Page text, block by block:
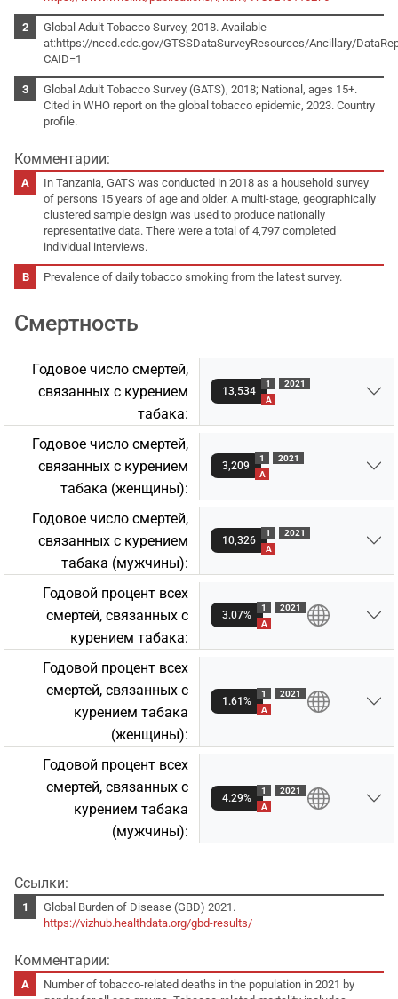
Global Adult Tobacco Survey, 2018. Available
at:https://nccd.cdc.gov/GTSSDataSurveyResources/Ancillary/
CAID=1
Global Adult Tobacco Survey (GATS), 2018; National, ages 15+.
Cited in WHO report on the global tobacco epidemic, 2023. Country
profile.
Комментарии:
In Tanzania, GATS was conducted in 2018 as a household survey
of persons 15 years of age and older. A multi-stage, geographically
clustered sample design was used to produce nationally
representative data. There were a total of 4,797 completed
individual interviews.
Prevalence of daily tobacco smoking from the latest survey.
Смертность
Годовое число смертей,
связанных с курением
табакa:
13,534
1
A
2021
Годовое число смертей,
связанных с курением
табакa (женщины):
3,209
1
A
2021
Годовое число смертей,
связанных с курением
табакa (мужчины):
10,326
1
A
2021
Годовой процент всех
смертей, связанных с
курением табакa:
3.07%
1
A
2021
Годовой процент всех
смертей, связанных с
курением табакa
(женщины):
1.61%
1
A
2021
Годовой процент всех
смертей, связанных с
курением табакa
(мужчины):
4.29%
1
A
2021
Ссылки:
Global Burden of Disease (GBD) 2021.
https://vizhub.healthdata.org/gbd-results/
Комментарии:
Number of tobacco-related deaths in the population in 2021 by